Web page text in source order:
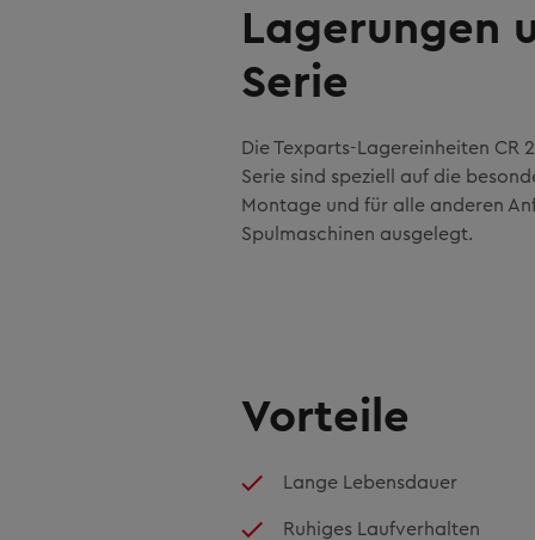
Lagerungen
Serie
Die Texparts-Lagereinheiten CR
Serie sind speziell auf die
Montage und für alle anderen
Spulmaschinen ausgelegt.
Vorteile
Lange Lebensdauer
Ruhiges Laufverhalten